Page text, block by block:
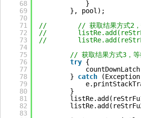
68
69
70
71
72
73
74
75
76
77
78
79
80
81
82
83
}
}, pool);
//        // 获取结果方式2，
//
//
// 获取结果方式3，等
try {
} catch
}